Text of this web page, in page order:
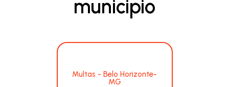
municipio
Multas - Belo Horizonte-
MG